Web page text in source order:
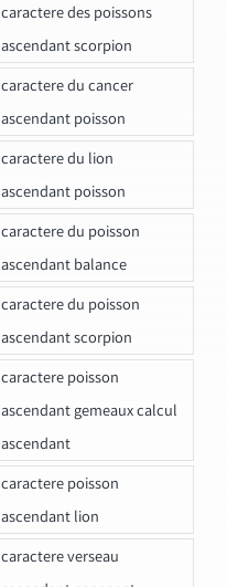
caractere des poissons
ascendant scorpion
caractere du cancer
ascendant poisson
caractere du lion
ascendant poisson
caractere du poisson
ascendant balance
caractere du poisson
ascendant scorpion
caractere poisson
ascendant gemeaux calcul
ascendant
caractere poisson
ascendant lion
caractere verseau